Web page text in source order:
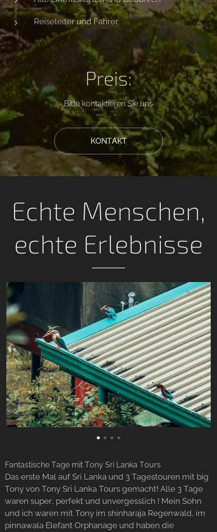
Reiseleiter und Fahrer
Preis:
Bitte kontaktieren Sie uns
KONTAKT
Echte Menschen,
echte Erlebnisse
Fantastische Tage mit Tony Sri Lanka Tours
Das erste Mal auf Sri Lanka und 3 Tagestouren mit big
Tony von Tony Sri Lanka Tours gemacht! Alle 3 Tage
waren super, perfekt und unvergesslich ! Mein Sohn
und ich waren mit Tony im shinharaja Regenwald, im
pinnawala Elefant Orphanage und haben die